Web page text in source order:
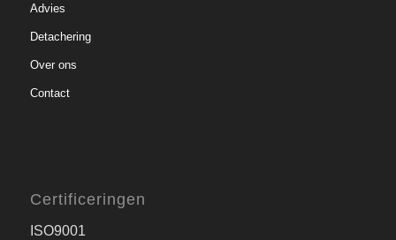
Advies
Detachering
Over ons
Contact
Certificeringen
ISO9001